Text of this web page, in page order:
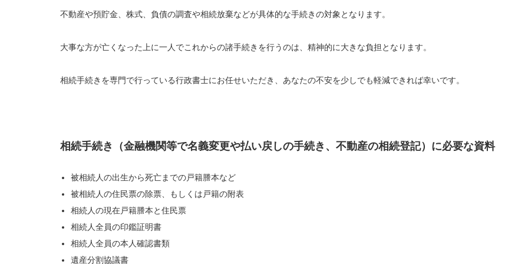
不動産や預貯金、株式、負債の調査や相続放棄などが具体的な手続きの対象となります。
大事な方が亡くなった上に一人でこれからの諸手続きを行うのは、精神的に大きな負担となります。
相続手続きを専門で行っている行政書士にお任せいただき、あなたの不安を少しでも軽減できれば幸いです。
相続手続き（金融機関等で名義変更や払い戻しの手続き、不動産の相続登記）に必要な資料
被相続人の出生から死亡までの戸籍謄本など
被相続人の住民票の除票、もしくは戸籍の附表
相続人の現在戸籍謄本と住民票
相続人全員の印鑑証明書
相続人全員の本人確認書類
遺産分割協議書